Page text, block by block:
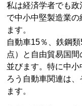
私は経済学者でも政
で中小中堅製造業
ます。
自動車15％、鉄鋼
点）と自由貿易国
並びます。特に中
ろう自動車関連は
ます。